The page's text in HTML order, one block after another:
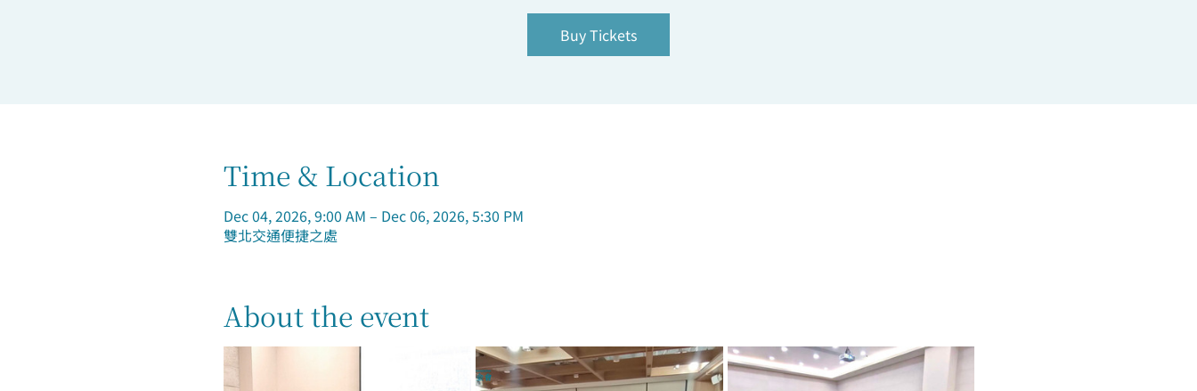
Buy Tickets
Time & Location
Dec 04, 2026, 9:00 AM – Dec 06, 2026, 5:30 PM
雙北交通便捷之處
About the event